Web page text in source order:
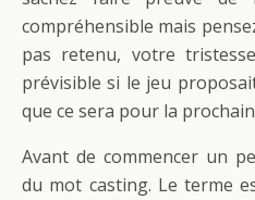
compréhensible mais
pas retenu, votre
prévisible si le jeu
que ce sera pour la
Avant de commencer un
du mot casting. Le terme